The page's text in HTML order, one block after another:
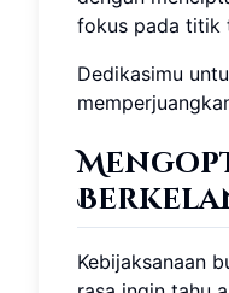
fokus pada titik
Dedikasimu
Kebijaksanaan